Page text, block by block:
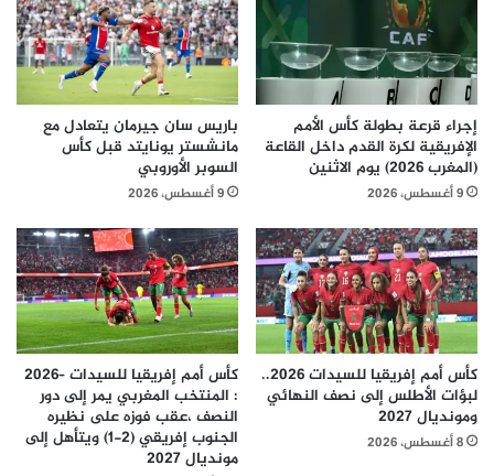
إجراء قرعة بطولة كأس الأمم
الإفريقية لكرة القدم داخل القاعة
(المغرب 2026) يوم الاثنين
9 أغسطس، 2026
باريس سان جيرمان يتعادل مع
مانشستر يونايتد قبل كأس
السوبر الأوروبي
9 أغسطس، 2026
كأس أمم إفريقيا للسيدات 2026..
لبؤات الأطلس إلى نصف النهائي
ومونديال 2027
8 أغسطس، 2026
كأس أمم إفريقيا للسيدات –2026
: المنتخب المغربي يمر إلى دور
النصف ،عقب فوزه على نظيره
الجنوب إفريقي (2-1) ويتأهل إلى
مونديال 2027